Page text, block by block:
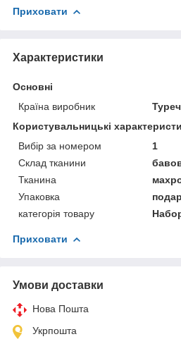
Приховати
Характеристики
Основні
Країна виробник
Користувальницькі
Вибір за номером
1
Склад тканини
Тканина
Упаковка
категорія товару
Приховати
Умови доставки
Нова Пошта
Укрпошта